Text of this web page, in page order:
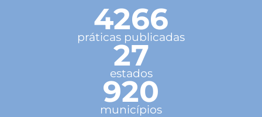
4266
práticas publicadas
27
estados
920
municípios